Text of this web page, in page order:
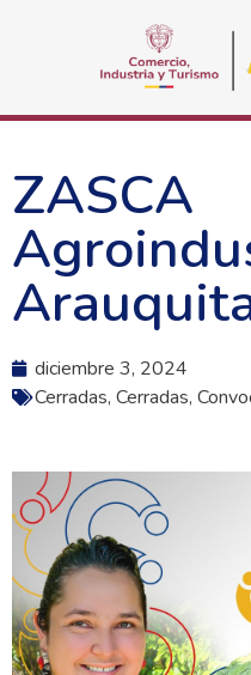
ZASCA
diciembre 3, 2024
Cerradas, Cerradas,